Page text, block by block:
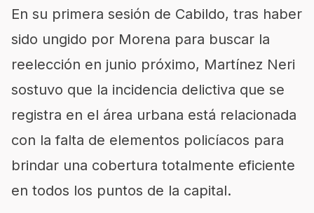
En su primera sesión de Cabildo, tras haber
sido ungido por Morena para buscar la
reelección en junio próximo, Martínez Neri
sostuvo que la incidencia delictiva que se
registra en el área urbana está relacionada
con la falta de elementos policíacos para
brindar una cobertura totalmente eficiente
en todos los puntos de la capital.